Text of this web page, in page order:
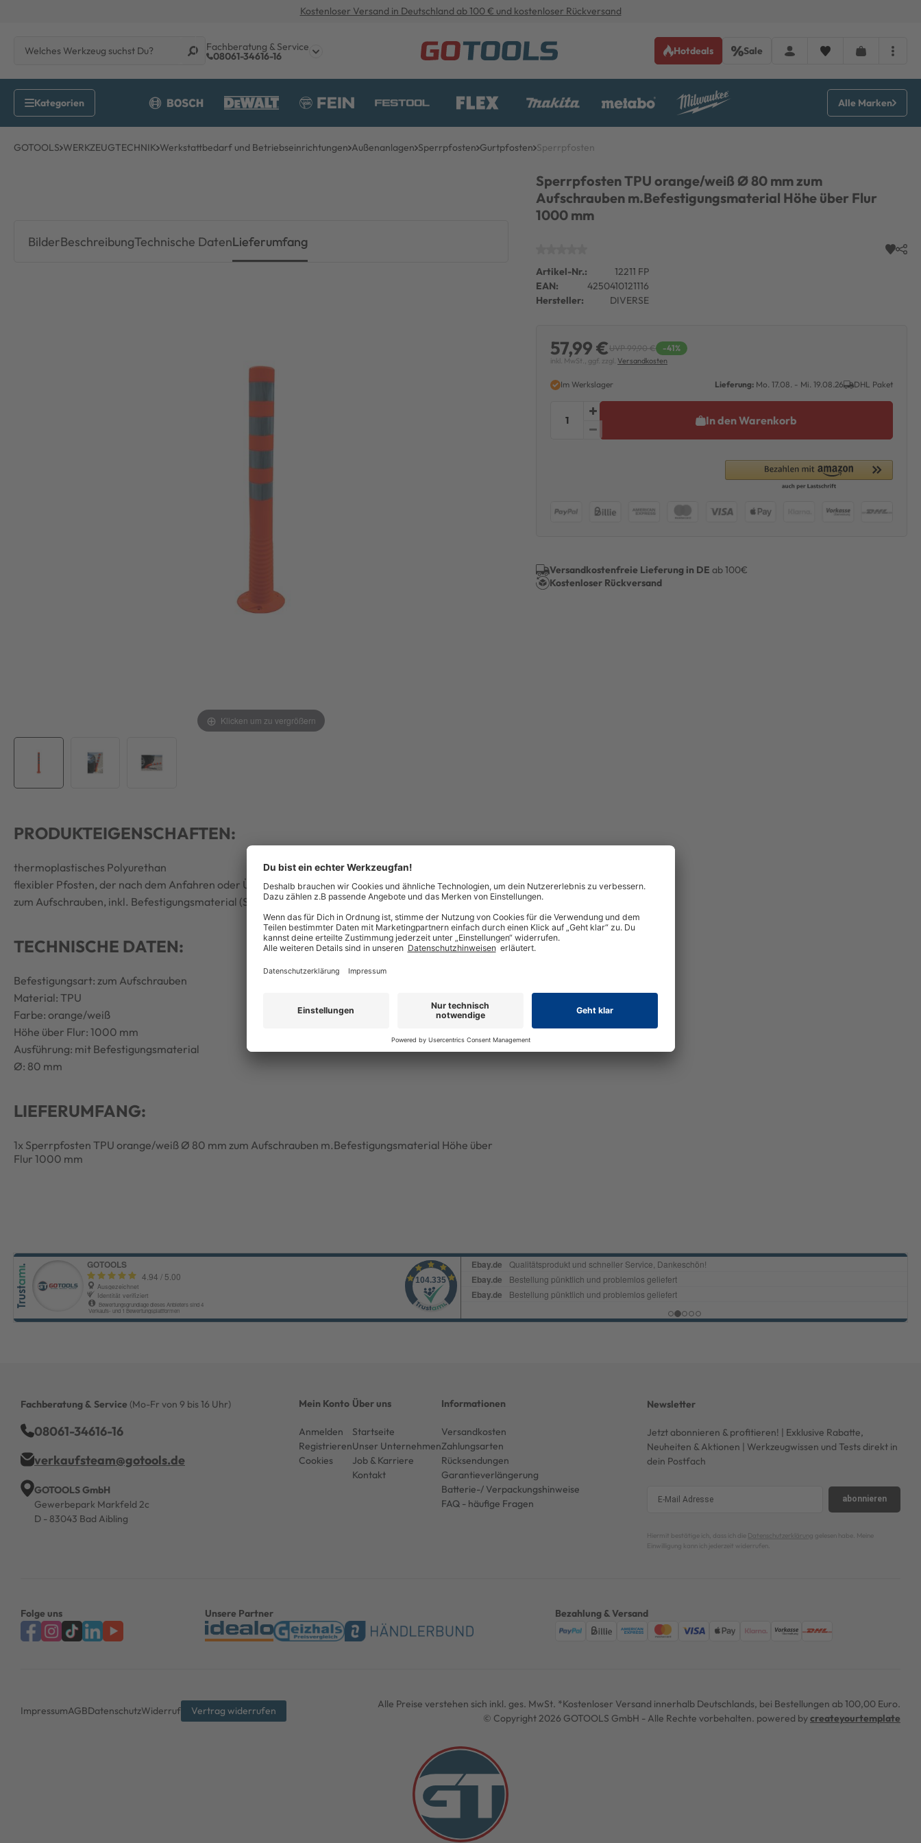
Kostenloser Versand in Deutschland ab 100 € und kostenloser Rückversand
Fachberatung & Service
08061-34616-16 Hotdeals Sale
Alle Marken
GOTOOLS WERKZEUGTECHNIK Werkstattbedarf und Betriebseinrichtungen Außenanlagen Sperrpfosten Gurtpfosten Sperrpfosten
BilderBeschreibungTechnische DatenLieferumfang
Klicken um zu vergrößern
PRODUKTEIGENSCHAFTEN:
thermoplastisches Polyurethan
flexibler Pfosten, der nach dem Anfahren oder Überfahren in die Ursprungsform zurückgeht
zum Aufschrauben, inkl. Befestigungsmaterial (Schrauben und Dübel)
TECHNISCHE DATEN:
Befestigungsart: zum Aufschrauben
Material: TPU
Farbe: orange/weiß
Höhe über Flur: 1000 mm
Ausführung: mit Befestigungsmaterial
Ø: 80 mm
LIEFERUMFANG:
1x Sperrpfosten TPU orange/weiß Ø 80 mm zum Aufschrauben m.Befestigungsmaterial Höhe über
Flur 1000 mm
Sperrpfosten TPU orange/weiß Ø 80 mm zum
Aufschrauben m.Befestigungsmaterial Höhe über Flur
1000 mm
Artikel-Nr.:
12211 FP
EAN:
4250410121116
Hersteller:
DIVERSE
57,99 €UVP 99,90 € -41%
inkl. MwSt., ggf. zzgl. Versandkosten
Im Werkslager Lieferung: Mo. 17.08. - Mi. 19.08.26 DHL Paket
In den Warenkorb
Versandkostenfreie Lieferung in DE ab 100€
Kostenloser Rückversand
Fachberatung & Service (Mo-Fr von 9 bis 16 Uhr)
08061-34616-16
verkaufsteam@gotools.de
GOTOOLS GmbH
Gewerbepark Markfeld 2c
D - 83043 Bad Aibling
Mein Konto
Anmelden
Registrieren
Cookies
Über uns
Startseite
Unser Unternehmen
Job & Karriere
Kontakt
Informationen
Versandkosten
Zahlungsarten
Rücksendungen
Garantieverlängerung
Batterie-/ Verpackungshinweise
FAQ - häufige Fragen
Newsletter
Jetzt abonnieren & profitieren! | Exklusive Rabatte,
Neuheiten & Aktionen | Werkzeugwissen und Tests direkt in
dein Postfach
abonnieren
Hiermit bestätige ich, dass ich die Datenschutzerklärung gelesen habe. Meine
Einwilligung kann ich jederzeit widerrufen.
Folge uns Unsere Partner Bezahlung & Versand
ImpressumAGBDatenschutzWiderruf Vertrag widerrufen
Alle Preise verstehen sich inkl. ges. MwSt. *Kostenloser Versand innerhalb Deutschlands, bei Bestellungen ab 100,00 Euro.
© Copyright 2026 GOTOOLS GmbH - Alle Rechte vorbehalten. powered bycreateyourtemplate